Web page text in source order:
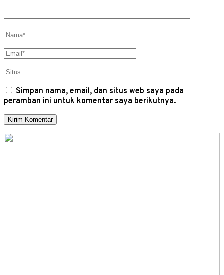
Simpan nama, email, dan situs web saya pada
peramban ini untuk komentar saya berikutnya.